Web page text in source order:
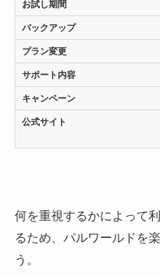
お試し期間
バックアップ
プラン変更
サポート内容
キャンペーン
公式サイト
何を重視するかによって
るため、パルワールドを
う。